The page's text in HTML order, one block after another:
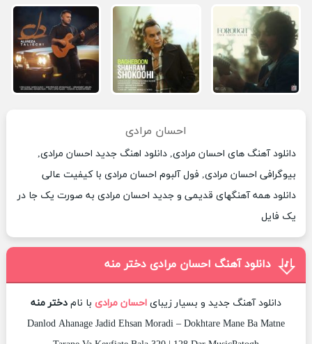
احسان مرادی
دانلود آهنگ های احسان مرادی, دانلود اهنگ جدید احسان مرادی,
بیوگرافی احسان مرادی, فول آلبوم احسان مرادی با کیفیت عالی
دانلود همه آهنگهای قدیمی و جدید احسان مرادی به صورت یک جا در
یک فایل
دانلود آهنگ احسان مرادی دختر منه
دانلود آهنگ جدید و بسیار زیبای احسان مرادی با نام دختر منه
Danlod Ahanage Jadid Ehsan Moradi – Dokhtare Mane Ba Matne